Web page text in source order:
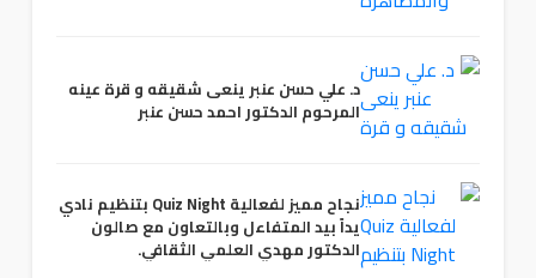
د. علي حسن عنبر ينعى شقيقه و قرة عينه
المرحوم الدكتور احمد حسن عنبر
نجاح مميز لفعالية Quiz Night بتنظيم نادي
يداً بيد المتفاءل وبالتعاون مع صالون
الدكتور مهدي العلمي الثقافي.